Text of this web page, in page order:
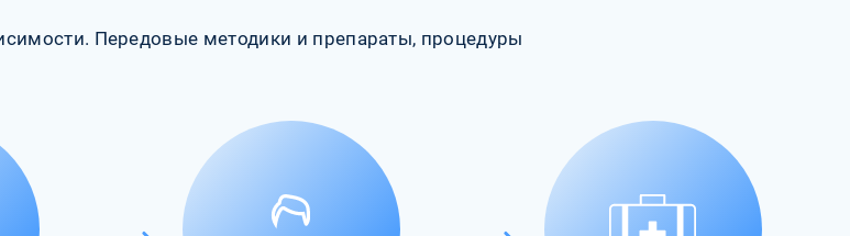
Передовые методики и препараты, процедуры